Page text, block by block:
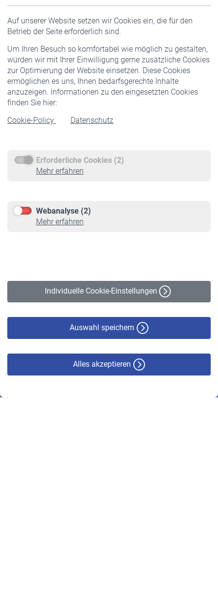
Auf unserer Website setzen wir Cookies ein, die für den
Betrieb der Seite erforderlich sind.
Um Ihren Besuch so komfortabel wie möglich zu gestalten,
würden wir mit Ihrer Einwilligung gerne zusätzliche Cookies
zur Optimierung der Website einsetzen. Diese Cookies
ermöglichen es uns, Ihnen bedarfsgerechte Inhalte
anzuzeigen. Informationen zu den eingesetzten Cookies
finden Sie hier:
Cookie-Policy
Datenschutz
Erforderliche Cookies (2)
Mehr erfahren
Webanalyse (2)
Mehr erfahren
Individuelle Cookie-Einstellungen
Auswahl speichern
Alles akzeptieren
Pflichtversicherung
Staatliche Förderung
Veranstaltungen
Rentner
Rentenbeginn
Rente beantragen
Service
Informationen
Online-Rechner
VBLnewsletter
Erklärung zur Barrierefreiheit
© VBL 2026